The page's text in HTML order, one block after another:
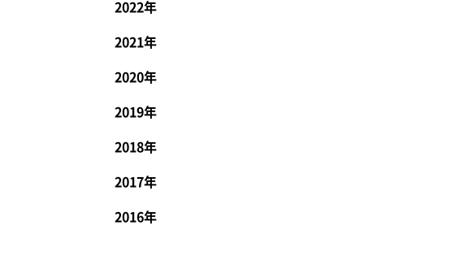
2022年
2021年
2020年
2019年
2018年
2017年
2016年